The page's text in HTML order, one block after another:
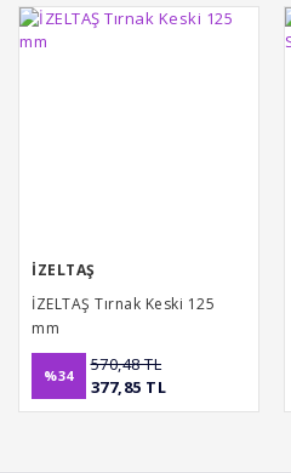
İZELTAŞ
İZELTAŞ Tırnak Keski 125
mm
%34
570,48 TL
377,85 TL